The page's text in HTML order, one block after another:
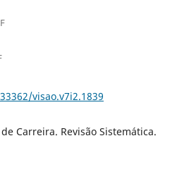
visao.v7i2.1839
Carreira. Revisão Sistemática.